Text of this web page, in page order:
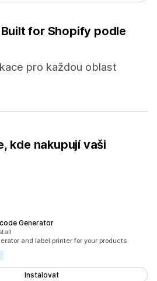
for Shopify podle
pro každou oblast
kde nakupují vaši
Generator
52
and label printer for your products
Instalovat